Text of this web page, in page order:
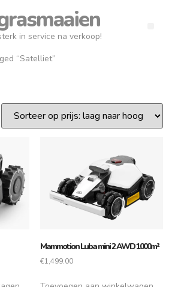
in service na verkoop!
“Satelliet”
Mammotion Luba mini 2 AWD 1000m²
€1,499.00